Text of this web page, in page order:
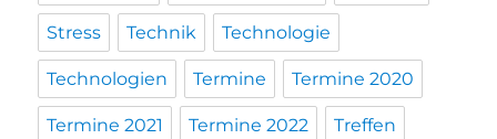
Stress Technik Technologie
Technologien Termine Termine 2020
Termine 2021 Termine 2022 Treffen